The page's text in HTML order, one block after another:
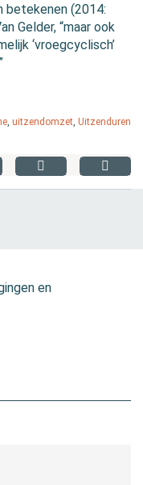
betekenen (2014:
Gelder, “maar ook
‘vroegcyclisch’
,uitzendomzet,Uitzenduren
en